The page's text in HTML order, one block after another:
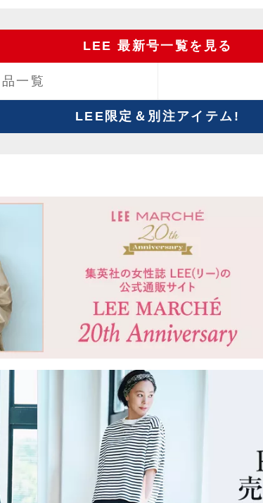
LEE 最新号一覧を見る
一覧
LEE限定＆別注アイテム!